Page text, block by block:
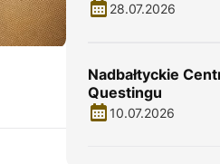
28.07.2026
Nadbałtyckie
Questingu
10.07.2026